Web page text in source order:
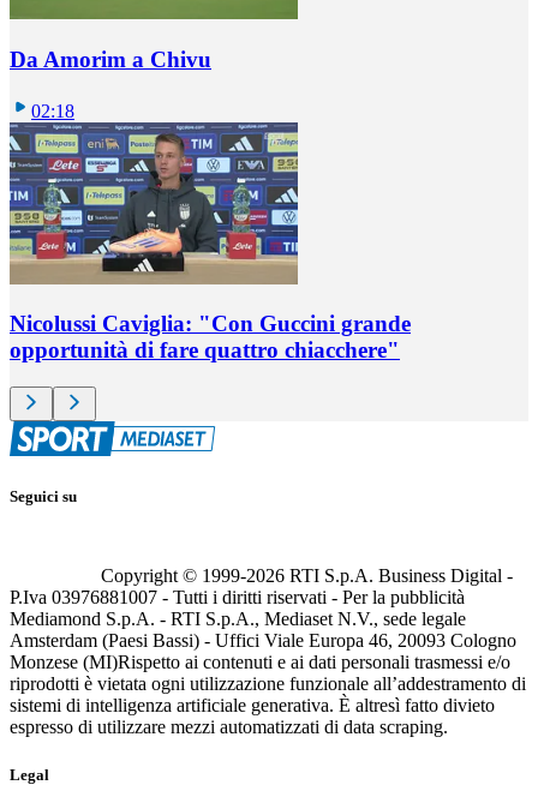
Da Amorim a Chivu
02:18
Nicolussi Caviglia: "Con Guccini grande
opportunità di fare quattro chiacchere"
Seguici su
Copyright © 1999-2026 RTI S.p.A. Business Digital -
P.Iva 03976881007 - Tutti i diritti riservati - Per la pubblicità
Mediamond S.p.A. - RTI S.p.A., Mediaset N.V., sede legale
Amsterdam (Paesi Bassi) - Uffici Viale Europa 46, 20093 Cologno
Monzese (MI)Rispetto ai contenuti e ai dati personali trasmessi e/o
riprodotti è vietata ogni utilizzazione funzionale all’addestramento di
sistemi di intelligenza artificiale generativa. È altresì fatto divieto
espresso di utilizzare mezzi automatizzati di data scraping.
Legal